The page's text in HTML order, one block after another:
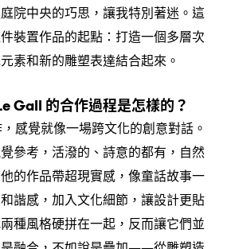
院中央的巧思 ， 讓我特別著迷。這
裝置作品的起點 ： 打造一個多層次
素和新的雕塑表達結合起來。
Gall 的合作過程是怎樣的？
， 感覺就像一場跨文化的創意對話。
參考 ， 活潑的、詩意的都有 ， 自然
的作品帶超現實感 ， 像童話故事一
諧感 ， 加入文化細節 ， 讓設計更貼
種風格硬拼在一起 ， 反而讓它們並